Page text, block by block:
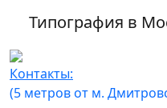
Типография в
Контакты:
(5 метров от м.